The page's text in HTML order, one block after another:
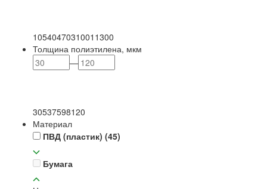
1054047031001 1300
Толщина полиэтилена, мкм
—
30537598120
Материал
ПВД (пластик) (45)
Бумага